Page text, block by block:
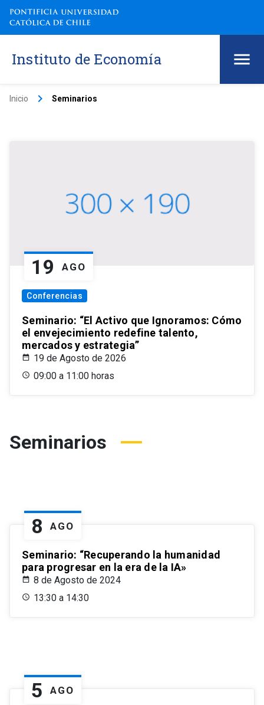
Instituto de Economía
Inicio keyboard_arrow_right Seminarios
19 AGO
Conferencias
Seminario: “El Activo que Ignoramos: Cómo
el envejecimiento redefine talento,
mercados y estrategia”
19 de Agosto de 2026
09:00 a 11:00 horas
Seminarios
8 AGO
Seminario: “Recuperando la humanidad
para progresar en la era de la IA»
8 de Agosto de 2024
13:30 a 14:30
5 AGO